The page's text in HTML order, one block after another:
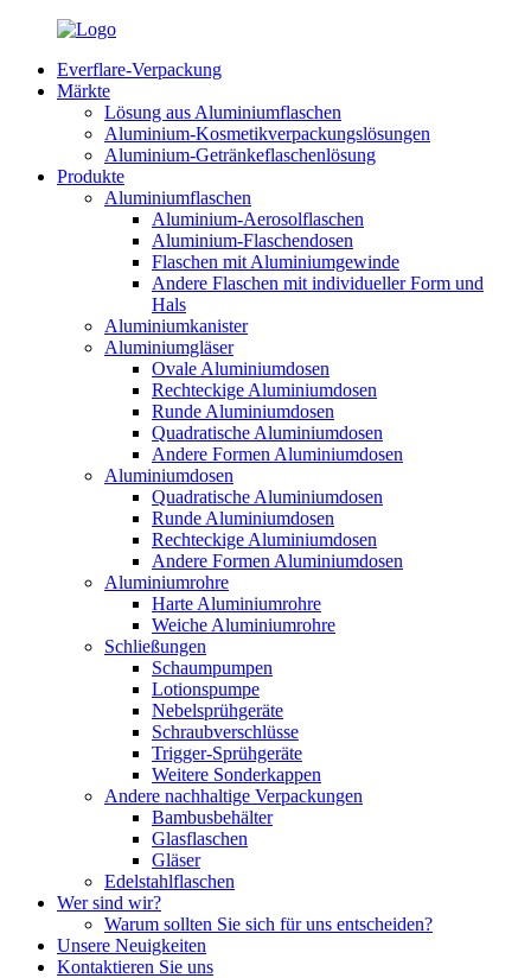
Everflare-Verpackung
Märkte
Lösung aus Aluminiumflaschen
Aluminium-Kosmetikverpackungslösungen
Aluminium-Getränkeflaschenlösung
Produkte
Aluminiumflaschen
Aluminium-Aerosolflaschen
Aluminium-Flaschendosen
Flaschen mit Aluminiumgewinde
Andere Flaschen mit individueller Form und
Hals
Aluminiumkanister
Aluminiumgläser
Ovale Aluminiumdosen
Rechteckige Aluminiumdosen
Runde Aluminiumdosen
Quadratische Aluminiumdosen
Andere Formen Aluminiumdosen
Aluminiumdosen
Quadratische Aluminiumdosen
Runde Aluminiumdosen
Rechteckige Aluminiumdosen
Andere Formen Aluminiumdosen
Aluminiumrohre
Harte Aluminiumrohre
Weiche Aluminiumrohre
Schließungen
Schaumpumpen
Lotionspumpe
Nebelsprühgeräte
Schraubverschlüsse
Trigger-Sprühgeräte
Weitere Sonderkappen
Andere nachhaltige Verpackungen
Bambusbehälter
Glasflaschen
Gläser
Edelstahlflaschen
Wer sind wir?
Warum sollten Sie sich für uns entscheiden?
Unsere Neuigkeiten
Kontaktieren Sie uns